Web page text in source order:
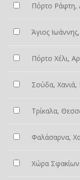
Πόρτο Ράφτη,
Άγιος
Πόρτο Χέλι,
Σούδα, Χανιά,
Τρίκαλα,
Φαλάσαρνα,
Χώρα